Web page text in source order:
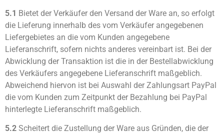
5.1 Bietet der Verkäufer den Versand der Ware an, so erfolgt
die Lieferung innerhalb des vom Verkäufer angegebenen
Liefergebietes an die vom Kunden angegebene
Lieferanschrift, sofern nichts anderes vereinbart ist. Bei der
Abwicklung der Transaktion ist die in der Bestellabwicklung
des Verkäufers angegebene Lieferanschrift maßgeblich.
Abweichend hiervon ist bei Auswahl der Zahlungsart PayPal
die vom Kunden zum Zeitpunkt der Bezahlung bei PayPal
hinterlegte Lieferanschrift maßgeblich.
5.2 Scheitert die Zustellung der Ware aus Gründen, die der